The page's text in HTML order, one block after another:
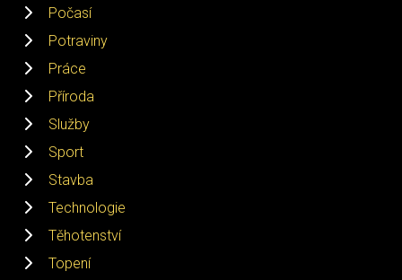
Počasí
Potraviny
Práce
Příroda
Služby
Sport
Stavba
Technologie
Těhotenství
Topení